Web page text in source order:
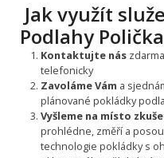
Jak využít
Podlahy
Kontaktujte nás
telefonicky
Zavoláme Vám a
plánované pokládky
Vyšleme na místo
prohlédne, změří a
technologie pokládky s